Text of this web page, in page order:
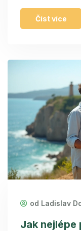
Číst více
od Ladislav
Jak nejlépe